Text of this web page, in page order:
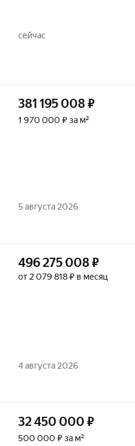
сейчас
381 195 008₽
1 970 000 ₽ за м²
5 августа 2026
496 275 008₽
от 2 079 818 ₽ в месяц
4 августа 2026
32 450 000 ₽
500 000 ₽ за м²